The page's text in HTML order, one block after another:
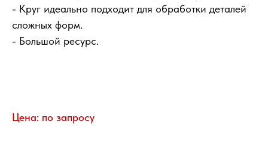
- Круг идеально подходит для обработки деталей
сложных форм.
- Большой ресурс.
Цена: по запросу